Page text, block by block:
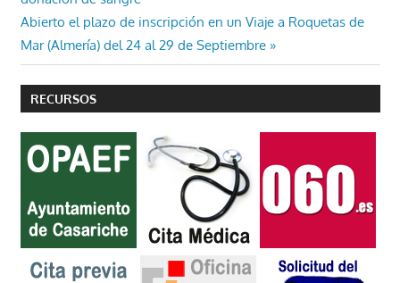
de
entradas
Entrada
siguiente:
Abierto el plazo de inscripción en un Viaje a Roquetas de
Mar (Almería) del 24 al 29 de Septiembre
RECURSOS